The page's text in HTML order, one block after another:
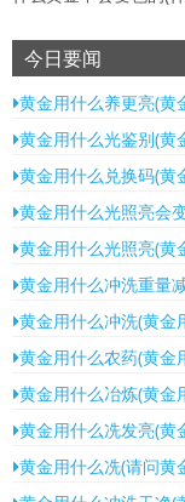
今日要闻
黄金用什么养更亮(黄
黄金用什么光鉴别(黄
黄金用什么兑换码(黄
黄金用什么光照亮会
黄金用什么光照亮(黄
黄金用什么冲洗重量
黄金用什么冲洗(黄金
黄金用什么农药(黄金
黄金用什么冶炼(黄金
黄金用什么冼发亮(黄
黄金用什么冼(请问黄